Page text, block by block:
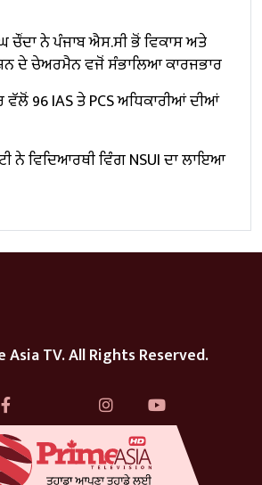
ਚੌਂਦਾ ਨੇ ਪੰਜਾਬ ਐਸ.ਸੀ ਭੋਂ ਵਿਕਾਸ ਅਤੇ
ਦੇ ਚੇਅਰਮੈਨ ਵਜੋਂ ਸੰਭਾਲਿਆ ਕਾਰਜਭਾਰ
ਵੱਲੋਂ 96 IAS ਤੇ PCS ਅਧਿਕਾਰੀਆਂ ਦੀਆਂ
ਨੇ ਵਿਦਿਆਰਥੀ ਵਿੰਗ NSUI ਦਾ ਲਾਇਆ
Asia TV. All Rights Reserved.